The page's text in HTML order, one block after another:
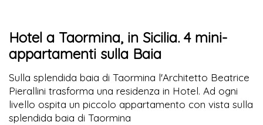
Hotel a Taormina, in Sicilia. 4 mini-
appartamenti sulla Baia
Sulla splendida baia di Taormina l'Architetto Beatrice
Pierallini trasforma una residenza in Hotel. Ad ogni
livello ospita un piccolo appartamento con vista sulla
splendida baia di Taormina